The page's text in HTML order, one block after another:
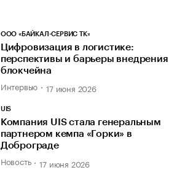
ООО «БАЙКАЛ-СЕРВИС ТК»
Цифровизация в логистике:
перспективы и барьеры внедрения
блокчейна
Интервью 17 июня 2026
UIS
Компания UIS стала генеральным
партнером кемпа «Горки» в
Доброграде
Новость 17 июня 2026